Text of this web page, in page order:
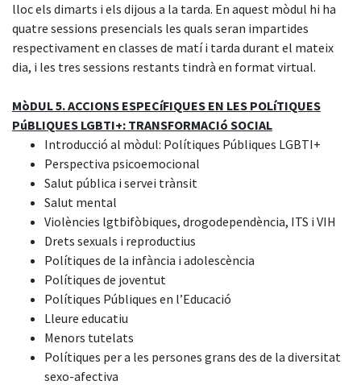
lloc els dimarts i els dijous a la tarda. En aquest mòdul hi ha
quatre sessions presencials les quals seran impartides
respectivament en classes de matí i tarda durant el mateix
dia, i les tres sessions restants tindrà en format virtual.
MòDUL 5. ACCIONS ESPECíFIQUES EN LES POLíTIQUES
PúBLIQUES LGBTI+: TRANSFORMACIó SOCIAL
Introducció al mòdul: Polítiques Públiques LGBTI+
Perspectiva psicoemocional
Salut pública i servei trànsit
Salut mental
Violències lgtbifòbiques, drogodependència, ITS i VIH
Drets sexuals i reproductius
Polítiques de la infància i adolescència
Polítiques de joventut
Polítiques Públiques en l’Educació
Lleure educatiu
Menors tutelats
Polítiques per a les persones grans des de la diversitat
sexo-afectiva